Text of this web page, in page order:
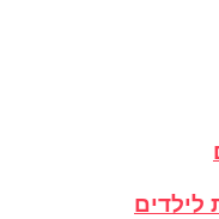
לילדים